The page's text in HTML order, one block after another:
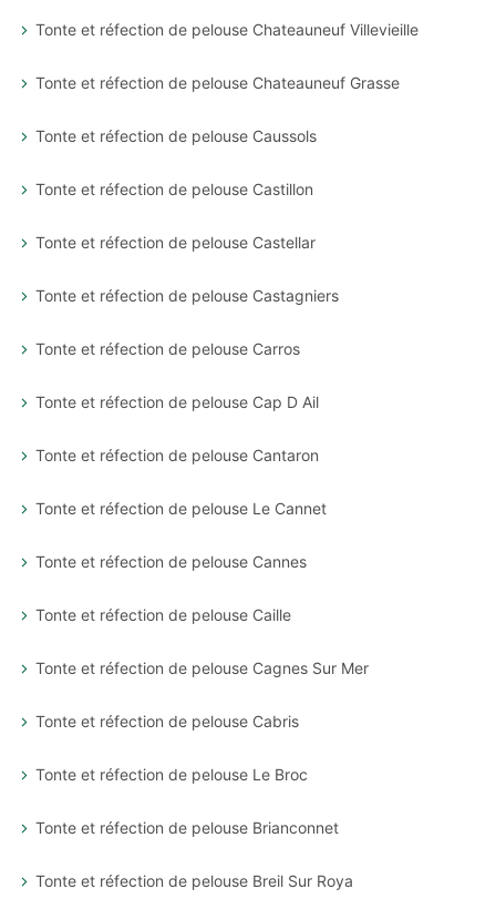
Tonte et réfection de pelouse Chateauneuf Villevieille
Tonte et réfection de pelouse Chateauneuf Grasse
Tonte et réfection de pelouse Caussols
Tonte et réfection de pelouse Castillon
Tonte et réfection de pelouse Castellar
Tonte et réfection de pelouse Castagniers
Tonte et réfection de pelouse Carros
Tonte et réfection de pelouse Cap D Ail
Tonte et réfection de pelouse Cantaron
Tonte et réfection de pelouse Le Cannet
Tonte et réfection de pelouse Cannes
Tonte et réfection de pelouse Caille
Tonte et réfection de pelouse Cagnes Sur Mer
Tonte et réfection de pelouse Cabris
Tonte et réfection de pelouse Le Broc
Tonte et réfection de pelouse Brianconnet
Tonte et réfection de pelouse Breil Sur Roya